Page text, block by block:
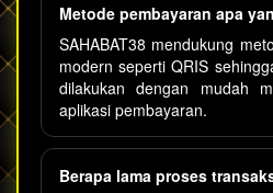
Metode pembayaran apa
SAHABAT38 mendukung
modern seperti QRIS
dilakukan dengan mudah
aplikasi pembayaran.
Berapa lama proses